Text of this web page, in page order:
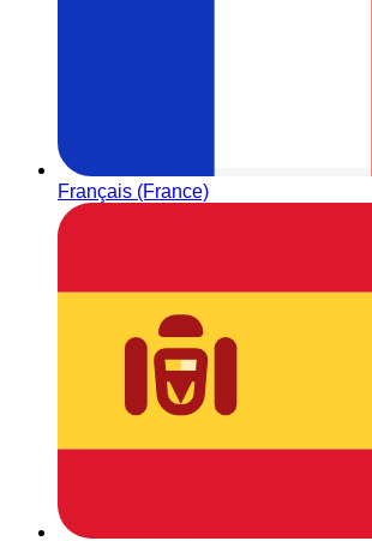
Français (France)